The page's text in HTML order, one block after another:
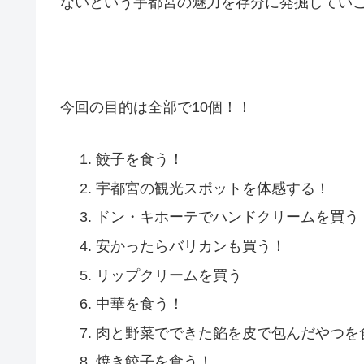
今回の目的は全部で10個！！
餃子を食う！
宇都宮の観光スポットを体感する！
ドン・キホーテでハンドクリームを買う
安かったらバリカンも買う！
リップクリームを買う
中華を食う！
肉と野菜でできた餡を皮で包んだやつを